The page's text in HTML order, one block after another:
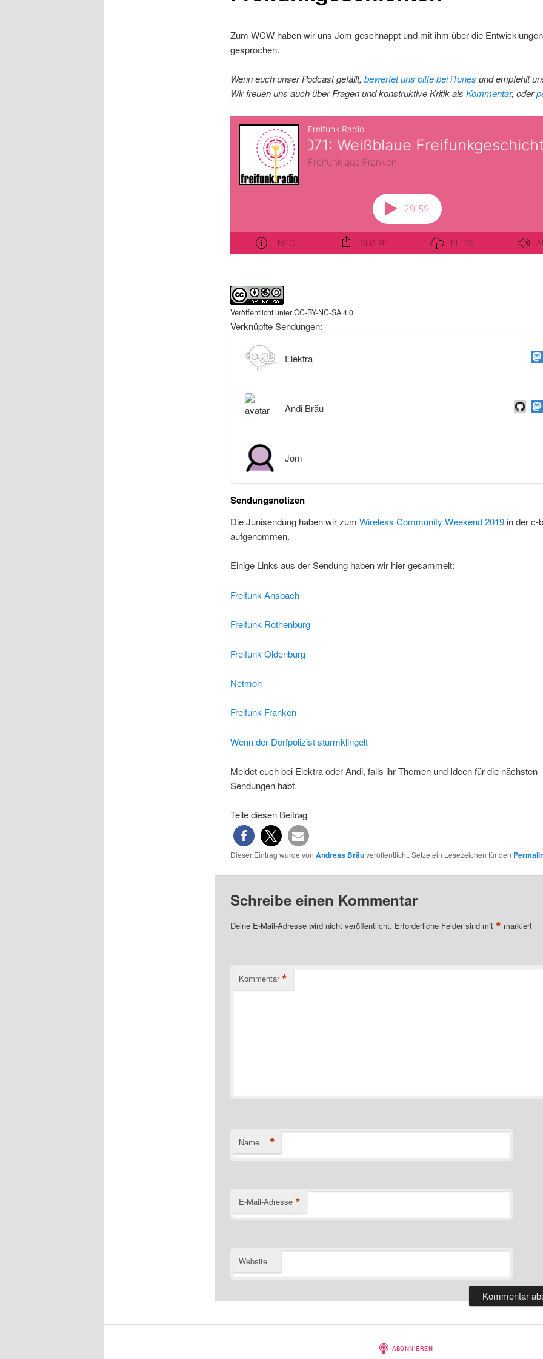
Zum WCW haben wir uns Jom geschnappt und mit ihm über die
gesprochen.
Wenn euch unser Podcast gefällt, bewertet uns bitte bei iTunes und empfehlt
Wir freuen uns auch über Fragen und konstruktive Kritik als Kommentar, oder
Veröffentlicht unter CC-BY-NC-SA 4.0
Verknüpfte Sendungen:
Elektra
Andi Bräu
Jom
Sendungsnotizen
Die Junisendung haben wir zum Wireless Community Weekend 2019in der c-
aufgenommen.
Einige Links aus der Sendung haben wir hier gesammelt:
Freifunk Ansbach
Freifunk Rothenburg
Freifunk Oldenburg
Netmon
Freifunk Franken
Wenn der Dorfpolizist sturmklingelt
Meldet euch bei Elektra oder Andi, falls ihr Themen und Ideen für die nächsten
Sendungen habt.
Teile diesen Beitrag
Dieser Eintrag wurde von Andreas Bräuveröffentlicht. Setze ein Lesezeichen für den
Schreibe einen Kommentar
Deine E-Mail-Adresse wird nicht veröffentlicht. Erforderliche Felder sind mit * markiert
Kommentar *
Name *
E-Mail-Adresse *
Website